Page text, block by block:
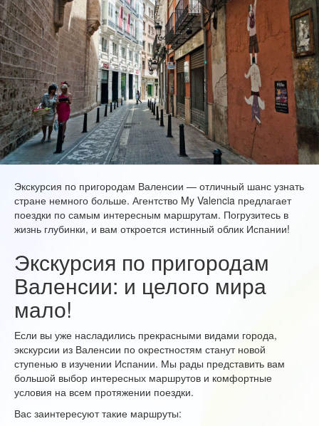
Экскурсия по пригородам Валенсии — отличный шанс узнать
стране немного больше. Агентство My Valencia предлагает
поездки по самым интересным маршрутам. Погрузитесь в
жизнь глубинки, и вам откроется истинный облик Испании!
Экскурсия по пригородам
Валенсии: и целого мира
мало!
Если вы уже насладились прекрасными видами города,
экскурсии из Валенсии по окрестностям станут новой
ступенью в изучении Испании. Мы рады представить вам
большой выбор интересных маршрутов и комфортные
условия на всем протяжении поездки.
Вас заинтересуют такие маршруты: